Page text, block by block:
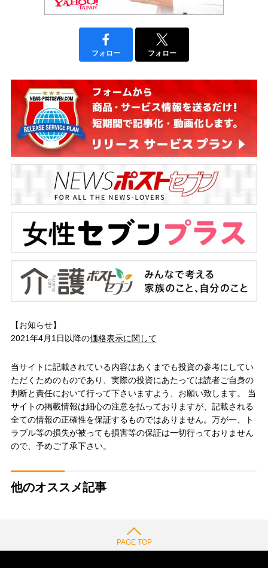
フォロー フォロー
【お知らせ】
2021年4月1日以降の価格表示に関して
当サイトに記載されている内容はあくまでも投資の参考にしてい
ただくためのものであり、実際の投資にあたっては読者ご自身の
判断と責任において行って下さいますよう、お願い致します。 当
サイトの掲載情報は細心の注意を払っておりますが、記載される
全ての情報の正確性を保証するものではありません。万が一、ト
ラブル等の損失が被っても損害等の保証は一切行っておりません
ので、予めご了承下さい。
他のオススメ記事
PAGE TOP